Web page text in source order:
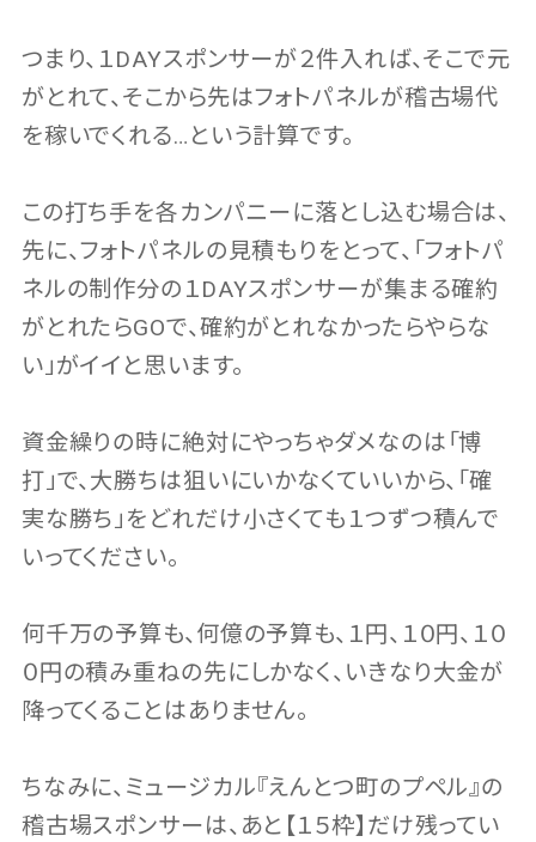
つまり、１DAYスポンサーが２件入れば、そこで元
がとれて、そこから先はフォトパネルが稽古場代
を稼いでくれる…という計算です。
この打ち手を各カンパニーに落とし込む場合は、
先に、フォトパネルの見積もりをとって、「フォトパ
ネルの制作分の１DAYスポンサーが集まる確約
がとれたらGOで、確約がとれなかったらやらな
い」がイイと思います。
資金繰りの時に絶対にやっちゃダメなのは「博
打」で、大勝ちは狙いにいかなくていいから、「確
実な勝ち」をどれだけ小さくても１つずつ積んで
いってください。
何千万の予算も、何億の予算も、１円、１０円、１０
０円の積み重ねの先にしかなく、いきなり大金が
降ってくることはありません。
ちなみに、ミュージカル『えんとつ町のプペル』の
稽古場スポンサーは、あと【１５枠】だけ残ってい